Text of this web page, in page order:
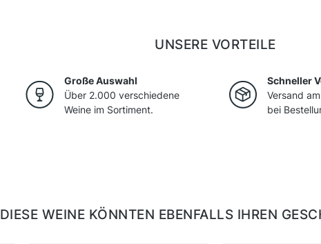
UNSERE VORTEILE
Große Auswahl
Über 2.000 verschiedene
Weine im Sortiment.
Schneller
Versand
bei
DIESE WEINE KÖNNTEN EBENFALLS IHREN